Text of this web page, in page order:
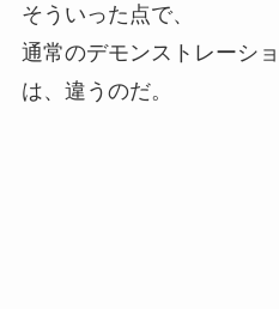
そういった点で、
通常のデモンストレーシ
は、違うのだ。